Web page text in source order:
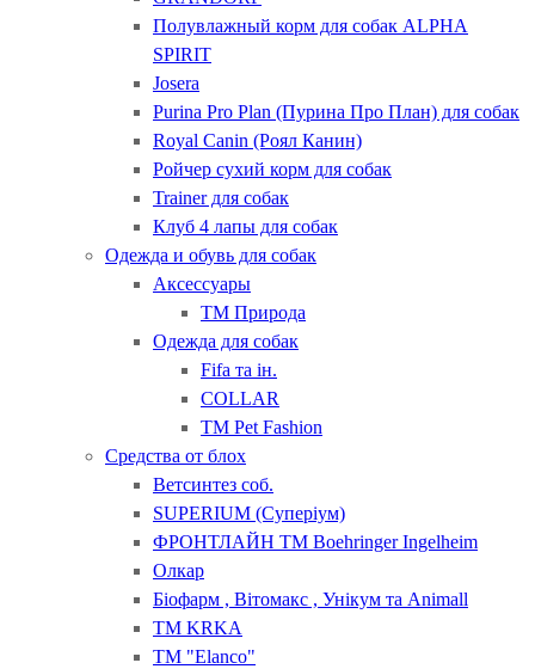
Полувлажный корм для собак ALPHA
SPIRIT
Josera
Purina Pro Plan (Пурина Про План) для собак
Royal Canin (Роял Канин)
Ройчер сухий корм для собак
Trainer для собак
Клуб 4 лапы для собак
Одежда и обувь для собак
Аксессуары
ТМ Природа
Одежда для собак
Fifa та ін.
COLLAR
ТМ Pet Fashion
Средства от блох
Ветсинтез соб.
SUPERIUM (Суперіум)
ФРОНТЛАЙН ТМ Boehringer Ingelheim
Олкар
Біофарм , Вітомакс , Унікум та Animall
ТМ KRKA
ТМ "Elanсo"